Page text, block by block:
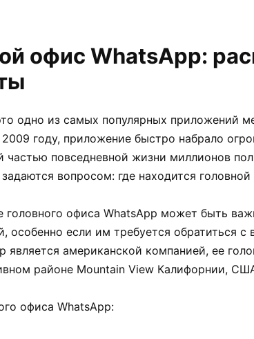
офис WhatsApp:
одно из самых популярных приложений
году, приложение быстро набрало
частью повседневной жизни миллионов
задаются вопросом: где находится
головного офиса WhatsApp может быть
особенно если им требуется обратиться
является американской компанией, ее
районе Mountain View Калифорнии,
офиса WhatsApp: